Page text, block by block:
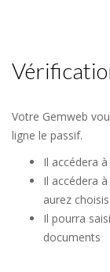
Votre Gemweb
ligne le passif.
Il accédera
Il accédera
aurez choisis
Il pourra
documents